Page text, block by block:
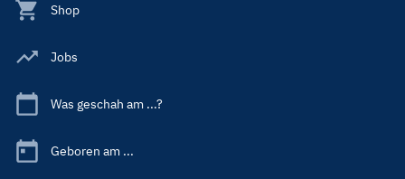
Shop
Jobs
Was geschah am ...?
Geboren am ...